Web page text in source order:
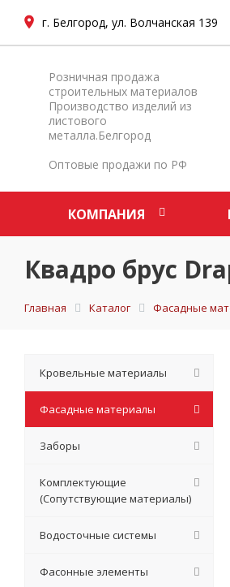
г. Белгород, ул. Волчанская 139
Розничная продажа
строительных материалов
Производство изделий из
листового
металла.Белгород
Оптовые продажи по РФ
КОМПАНИЯ
Квадро брус
Главная Каталог Фасадные
Кровельные материалы
Фасадные материалы
Заборы
Комплектующие
(Сопутствующие материалы)
Водосточные системы
Фасонные элементы